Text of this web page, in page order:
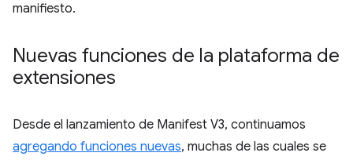
manifiesto.
Nuevas funciones de la plataforma de
extensiones
Desde el lanzamiento de Manifest V3, continuamos
agregando funciones nuevas, muchas de las cuales se